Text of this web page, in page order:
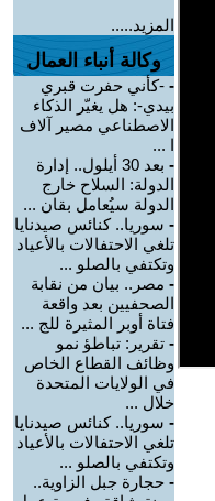
المزيد.....
وكالة أنباء العمال
- -كأني حفرت قبري
بيدي-: هل يغيّر الذكاء
الاصطناعي مصير آلاف
ا ...
-
بعد 30 أيلول.. إدارة
الدولة: السلاح خارج
الدولة سيُعامل بقان ...
- سوريا.. كنائس صيدنايا
تلغي الاحتفالات بالأعياد
وتكتفي بالصلو ...
- مصر.. بيان من نقابة
الصحفيين بعد واقعة
فتاة أوبر المثيرة للج ...
- تقرير: تباطؤ نمو
وظائف القطاع الخاص
في الولايات المتحدة
خلال ...
- سوريا.. كنائس صيدنايا
تلغي الاحتفالات بالأعياد
وتكتفي بالصلو ...
- حجارة جبل الزاوية..